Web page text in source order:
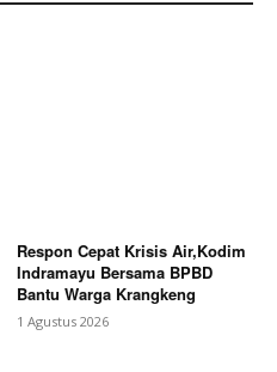
Respon Cepat Krisis Air,Kodim
Indramayu Bersama BPBD
Bantu Warga Krangkeng
1 Agustus 2026